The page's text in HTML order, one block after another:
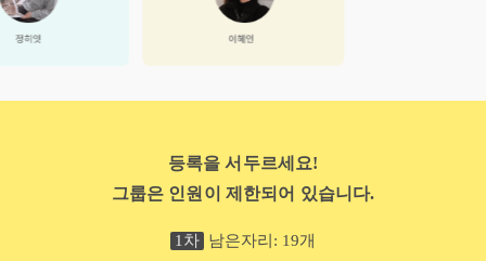
등록을 서두르세요!
그룹은 인원이 제한되어 있습니다.
1 차 남은자리: 19개